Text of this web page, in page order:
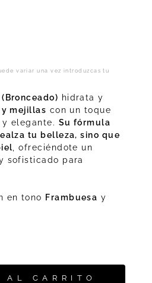
variar una vez introduzcas tu
hidrata y
y mejillas con un toque
elegante. Su fórmula
tu belleza, sino que
, ofreciéndote un
sofisticado para
en tono Frambuesa y
AL CARRITO